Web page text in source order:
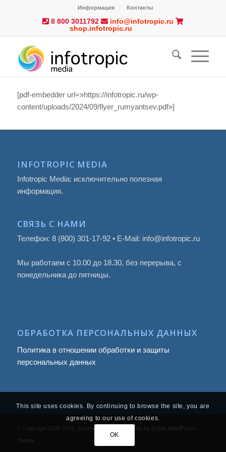
Информация Контакты
8 800 3011792
info@infotropic.ru
shop.infotropic.ru
[pdf-embedder url=»https://infotropic.ru/wp-
content/uploads/2024/09/flyer_rumyantsev.pdf»]
INFOTROPIC MEDIA
Infotropic Media: исключительно полезная
информация.
СВЯЗЬ С НАМИ
Телефон: 8 (800) 301-17-92 • E-Mail: info@infotropic.ru
Мы работаем с 10.00 до 18.30, без перерыва, с
понедельника до пятницы.
ОБРАБОТКА ПЕРСОНАЛЬНЫХ ДАННЫХ
Политика в отношении обработки и защиты
персональных данных
© Copyright 2009 -2026, Infotropic Media -
powered by Enfold WordPress
Theme
This site uses cookies. By continuing to browse the site, you are
agreeing to our use of cookies.
OK